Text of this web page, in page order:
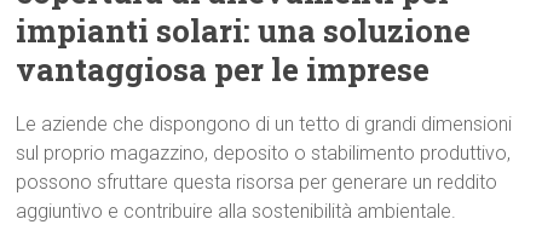
impianti solari: una soluzione
vantaggiosa per le imprese
Le aziende che dispongono di un tetto di grandi dimensioni
sul proprio magazzino, deposito o stabilimento produttivo,
possono sfruttare questa risorsa per generare un reddito
aggiuntivo e contribuire alla sostenibilità ambientale.